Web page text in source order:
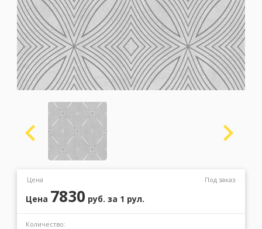
Москва (сменить город)
Заказать обратный звонок
Цена Под заказ
Цена 7830 руб. за 1 рул.
Количество: